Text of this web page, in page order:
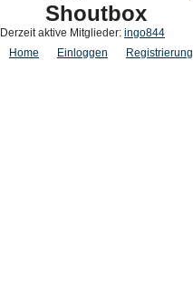
Shoutbox
Derzeit aktive Mitglieder: ingo844
Home
Einloggen Registrierung